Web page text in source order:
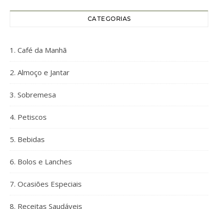
CATEGORIAS
1. Café da Manhã
2. Almoço e Jantar
3. Sobremesa
4. Petiscos
5. Bebidas
6. Bolos e Lanches
7. Ocasiões Especiais
8. Receitas Saudáveis